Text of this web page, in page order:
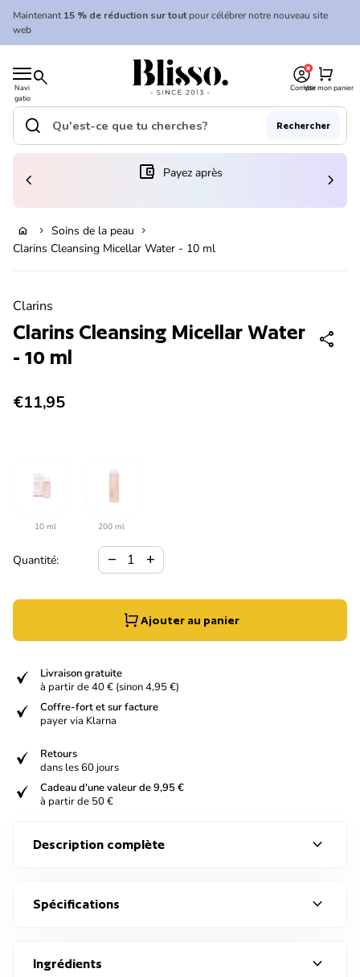
Skip to content
Maintenant15 % de réduction sur toutpour célébrer notre nouveau site
web
Navi
gatio
n
mobil
search
Accueil
CompteVoir mon panier
shopping_cart
Accueil
Recherche"
search Rechercher
(le lien s'ouvre dans un nouvel onglet/fenêtre)
account_balance_wallet Payez après
chevron_left chevron_right
home chevron_right Soins de la peau chevron_right
Clarins Cleansing Micellar Water - 10 ml
Clarins
Clarins Cleansing Micellar Water
- 10 ml
share
Prix normal
€11,95
10 ml 200 ml
Quantité:
Diminuer la quantité pour
remove
Augmenter la quantité pour
add
Ajouter au panier
verified
Livraison gratuite
à partir de 40 € (sinon 4,95 €)
verified
Coffre-fort et sur facture
payer via Klarna
verified
Retours
dans les 60 jours
verified
Cadeau d'une valeur de 9,95 €
à partir de 50 €
Description complète expand_more
Spécifications expand_more
Ingrédients expand_more